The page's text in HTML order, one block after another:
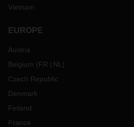
Vietnam
EUROPE
Austria
Belgium (FR NL )
Czech Republic
Denmark
Finland
France